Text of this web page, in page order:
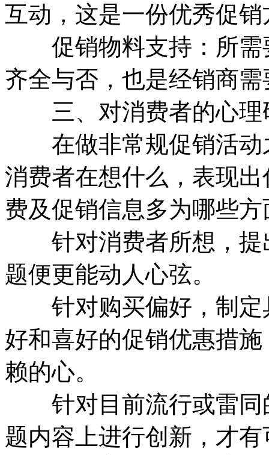
互动，这是一份优秀促
促销物料支持：所需
齐全与否，也是经销商
三、对消费者的心理
在做非常规促销活动
消费者在想什么，表现
费及促销信息多为哪些
针对消费者所想，提
题便更能动人心弦。
针对购买偏好，制定
好和喜好的促销优惠措
赖的心。
针对目前流行或雷同
题内容上进行创新，才